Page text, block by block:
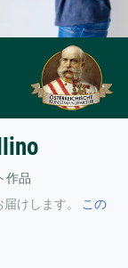
作品
けします。
この